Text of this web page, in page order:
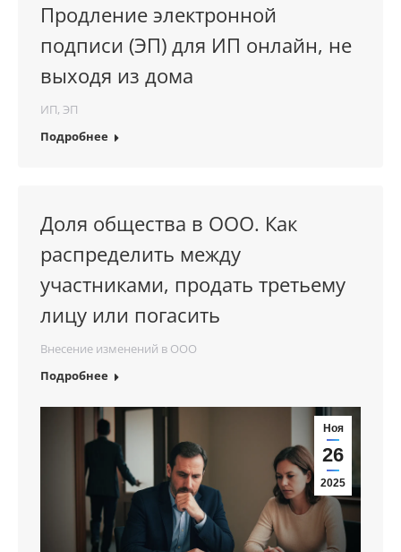
Продление электронной
подписи (ЭП) для ИП онлайн, не
выходя из дома
ИП, ЭП
Подробнее
Доля общества в ООО. Как
распределить между
участниками, продать третьему
лицу или погасить
Внесение изменений в ООО
Подробнее
Ноя
26
2025